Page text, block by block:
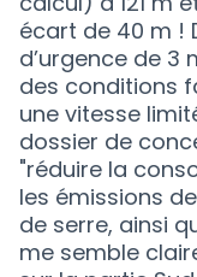
écart de 40 m !
d’urgence de 3
des conditions
une vitesse
dossier de
"réduire la
les émissions
de serre, ainsi
me semble